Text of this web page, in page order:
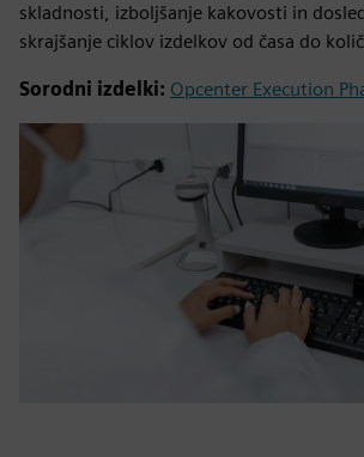
skladnosti, izboljšanje kakovosti in
skrajšanje ciklov izdelkov od časa do
Sorodni izdelki: Opcenter Execution